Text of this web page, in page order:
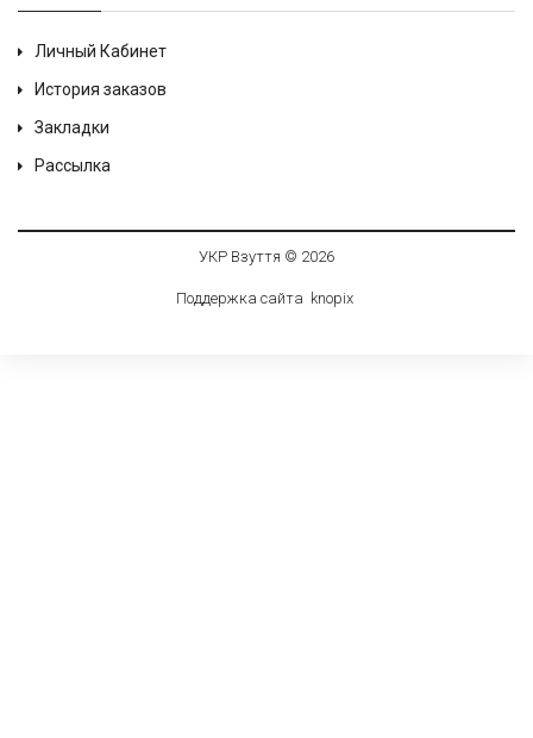
Личный Кабинет
История заказов
Закладки
Рассылка
УКР Взуття © 2026
Поддержка сайта knopix